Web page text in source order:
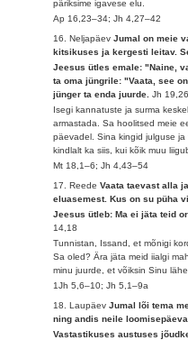
päriksime igavese elu.
Ap 16,23–34; Jh 4,27–42
16. NeljapäevJumal on meie
kitsikuses ja kergesti leitav.
Jeesus ütles emale: "Naine,
ta oma jüngrile: "Vaata, see
jünger ta enda juurde.Jh
Isegi kannatuste ja surma
armastada. Sa hoolitsed meie
päevadel. Sina kingid julguse
kindlalt ka siis, kui kõik muu
Mt 18,1–6; Jh 4,43–54
17. ReedeVaata taevast alla
eluasemest. Kus on su püha
Jeesus ütleb: Ma ei jäta teid
14,18
Tunnistan, Issand, et mõnigi
Sa oled? Ära jäta meid iialgi
minu juurde, et võiksin Sinu
1Jh 5,6–10; Jh 5,1–9a
18. LaupäevJumal lõi tema
ning andis neile
Vastastikuses austuses